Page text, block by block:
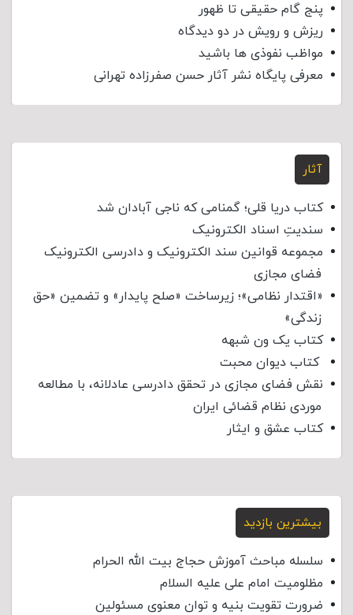
پنج گام حقیقی تا ظهور
ریزش و رویش در دو دیدگاه
مواظب نفوذی‌ ها باشید
معرفی پایگاه نشر آثار حسن صفرزاده تهرانی
آثار
کتاب دریا قلی؛ گمنامی که ناجی آبادان شد
سندیتِ اسناد الکترونیک
مجموعه قوانین سند الکترونیک و دادرسی الکترونیک
فضای مجازی
«اقتدار نظامی»؛ زیرساخت «صلح پایدار» و تضمین «حق
زندگی»
کتاب یک ون شبهه
کتاب دیوان محبت
نقش فضای مجازی در تحقق دادرسی عادلانه، با مطالعه
موردی نظام قضائی ایران
کتاب عشق و ایثار
بیشترین بازدید
سلسله مباحث آموزش حجاج بیت الله الحرام
مظلومیت امام علی علیه السلام
ضرورت تقویت بنیه و توان معنوی مسئولین